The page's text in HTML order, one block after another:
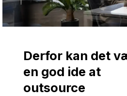
Derfor kan det
en god ide at
outsource